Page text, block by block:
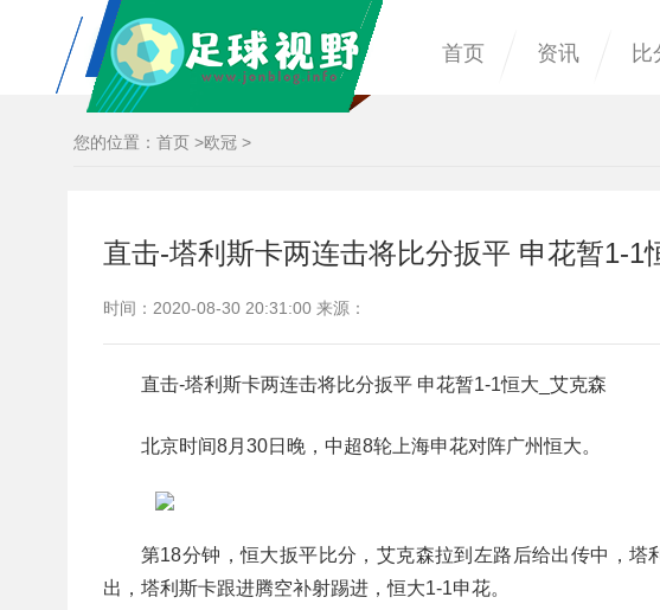
首页 资讯 比
您的位置： 首页 >欧冠 >
直击-塔利斯卡两连击将比分扳平 申花暂1-1
时间：2020-08-30 20:31:00 来源：
直击-塔利斯卡两连击将比分扳平 申花暂1-1恒大_艾克森
北京时间8月30日晚，中超8轮上海申花对阵广州恒大。
第18分钟，恒大扳平比分，艾克森拉到左路后给出传中，
出，塔利斯卡跟进腾空补射踢进，恒大1-1申花。